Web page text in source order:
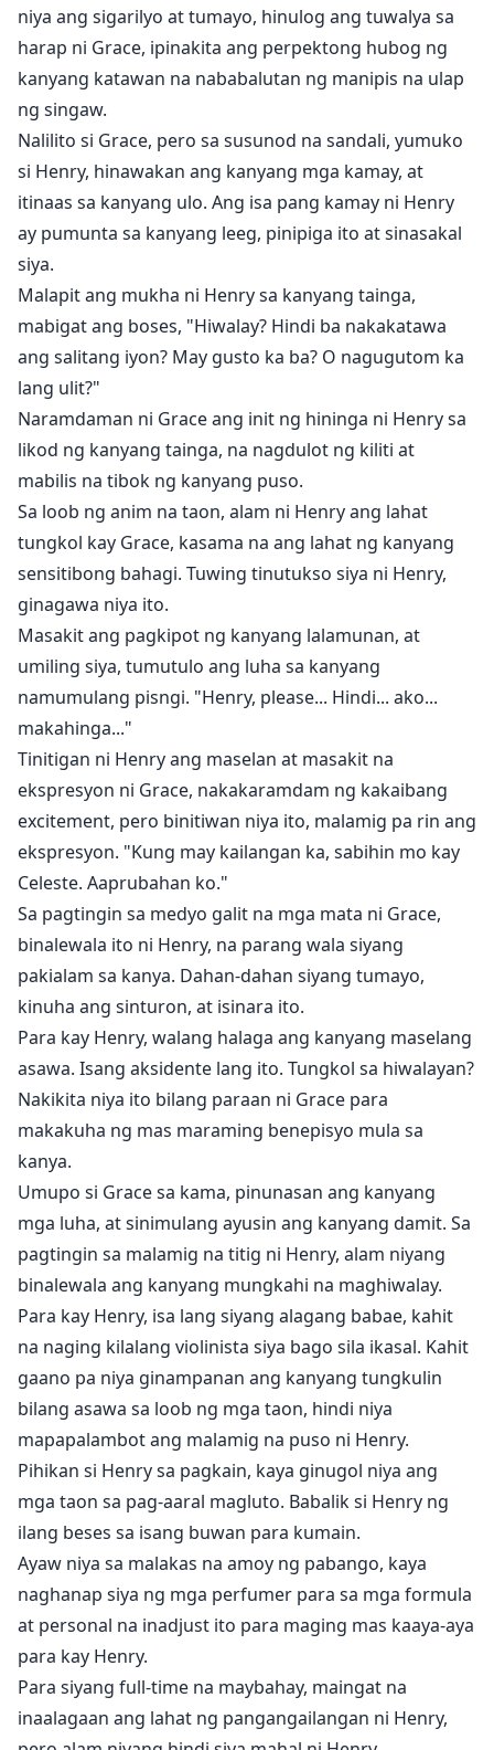
niya ang sigarilyo at tumayo, hinulog ang tuwalya sa
harap ni Grace, ipinakita ang perpektong hubog ng
kanyang katawan na nababalutan ng manipis na ulap
ng singaw.
Nalilito si Grace, pero sa susunod na sandali, yumuko
si Henry, hinawakan ang kanyang mga kamay, at
itinaas sa kanyang ulo. Ang isa pang kamay ni Henry
ay pumunta sa kanyang leeg, pinipiga ito at sinasakal
siya.
Malapit ang mukha ni Henry sa kanyang tainga,
mabigat ang boses, "Hiwalay? Hindi ba nakakatawa
ang salitang iyon? May gusto ka ba? O nagugutom ka
lang ulit?"
Naramdaman ni Grace ang init ng hininga ni Henry sa
likod ng kanyang tainga, na nagdulot ng kiliti at
mabilis na tibok ng kanyang puso.
Sa loob ng anim na taon, alam ni Henry ang lahat
tungkol kay Grace, kasama na ang lahat ng kanyang
sensitibong bahagi. Tuwing tinutukso siya ni Henry,
ginagawa niya ito.
Masakit ang pagkipot ng kanyang lalamunan, at
umiling siya, tumutulo ang luha sa kanyang
namumulang pisngi. "Henry, please... Hindi... ako...
makahinga..."
Tinitigan ni Henry ang maselan at masakit na
ekspresyon ni Grace, nakakaramdam ng kakaibang
excitement, pero binitiwan niya ito, malamig pa rin ang
ekspresyon. "Kung may kailangan ka, sabihin mo kay
Celeste. Aaprubahan ko."
Sa pagtingin sa medyo galit na mga mata ni Grace,
binalewala ito ni Henry, na parang wala siyang
pakialam sa kanya. Dahan-dahan siyang tumayo,
kinuha ang sinturon, at isinara ito.
Para kay Henry, walang halaga ang kanyang maselang
asawa. Isang aksidente lang ito. Tungkol sa hiwalayan?
Nakikita niya ito bilang paraan ni Grace para
makakuha ng mas maraming benepisyo mula sa
kanya.
Umupo si Grace sa kama, pinunasan ang kanyang
mga luha, at sinimulang ayusin ang kanyang damit. Sa
pagtingin sa malamig na titig ni Henry, alam niyang
binalewala ang kanyang mungkahi na maghiwalay.
Para kay Henry, isa lang siyang alagang babae, kahit
na naging kilalang violinista siya bago sila ikasal. Kahit
gaano pa niya ginampanan ang kanyang tungkulin
bilang asawa sa loob ng mga taon, hindi niya
mapapalambot ang malamig na puso ni Henry.
Pihikan si Henry sa pagkain, kaya ginugol niya ang
mga taon sa pag-aaral magluto. Babalik si Henry ng
ilang beses sa isang buwan para kumain.
Ayaw niya sa malakas na amoy ng pabango, kaya
naghanap siya ng mga perfumer para sa mga formula
at personal na inadjust ito para maging mas kaaya-aya
para kay Henry.
Para siyang full-time na maybahay, maingat na
inaalagaan ang lahat ng pangangailangan ni Henry,